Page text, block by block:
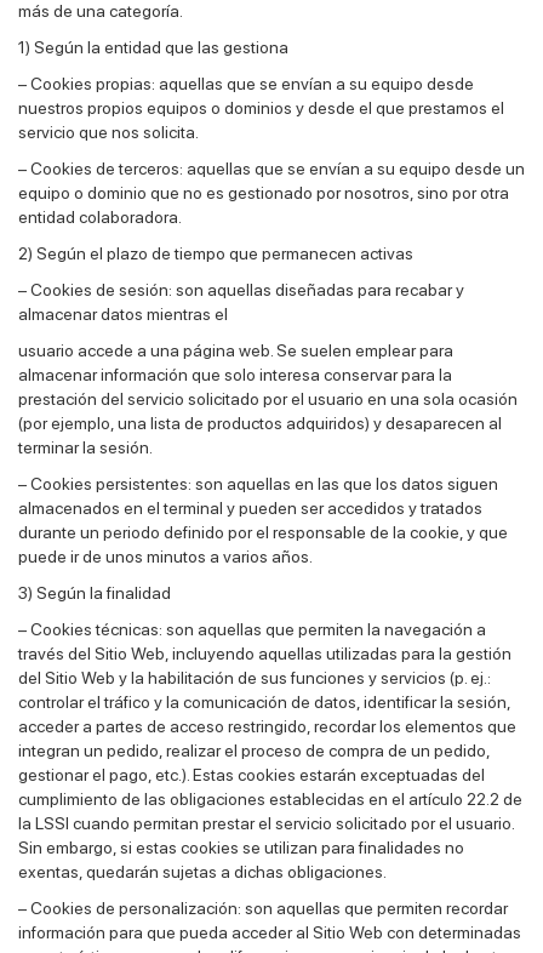
más de una categoría.
1) Según la entidad que las gestiona
– Cookies propias: aquellas que se envían a su equipo desde
nuestros propios equipos o dominios y desde el que prestamos el
servicio que nos solicita.
– Cookies de terceros: aquellas que se envían a su equipo desde un
equipo o dominio que no es gestionado por nosotros, sino por otra
entidad colaboradora.
2) Según el plazo de tiempo que permanecen activas
– Cookies de sesión: son aquellas diseñadas para recabar y
almacenar datos mientras el
usuario accede a una página web. Se suelen emplear para
almacenar información que solo interesa conservar para la
prestación del servicio solicitado por el usuario en una sola ocasión
(por ejemplo, una lista de productos adquiridos) y desaparecen al
terminar la sesión.
– Cookies persistentes: son aquellas en las que los datos siguen
almacenados en el terminal y pueden ser accedidos y tratados
durante un periodo definido por el responsable de la cookie, y que
puede ir de unos minutos a varios años.
3) Según la finalidad
– Cookies técnicas: son aquellas que permiten la navegación a
través del Sitio Web, incluyendo aquellas utilizadas para la gestión
del Sitio Web y la habilitación de sus funciones y servicios (p. ej.:
controlar el tráfico y la comunicación de datos, identificar la sesión,
acceder a partes de acceso restringido, recordar los elementos que
integran un pedido, realizar el proceso de compra de un pedido,
gestionar el pago, etc.). Estas cookies estarán exceptuadas del
cumplimiento de las obligaciones establecidas en el artículo 22.2 de
la LSSI cuando permitan prestar el servicio solicitado por el usuario.
Sin embargo, si estas cookies se utilizan para finalidades no
exentas, quedarán sujetas a dichas obligaciones.
– Cookies de personalización: son aquellas que permiten recordar
información para que pueda acceder al Sitio Web con determinadas